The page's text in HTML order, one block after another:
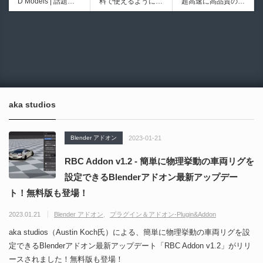
ブループリントライ
ブラリやエディタス
イプ形状を構築出来
るUnreal Engine 5
ゲーム『NTE（Nev
ったのか──3D-CA
ワッドポリゴンでリ
能な伸縮式ライトセ
ーバーの開発メイキ
nderのドキュメン
er向けAIエージェン
CGMatter
aka studios
Blender アドオン 2023-01-21
RBC Addon v1.2 - 簡単に物理挙動の車両リグを
設定できるBlenderアドオン最新アップデー
ト！無料版も登場！
2023.01.21 Blender アドオン プラグイン＆アドオン-Plugin&Addon
aka studios（Austin Koch氏）による、簡単に物理挙動の車両リグを設
定できるBlenderアドオン最新アップデート「RBC Addon v1.2」がリリ
ースされました！無料版も登場！